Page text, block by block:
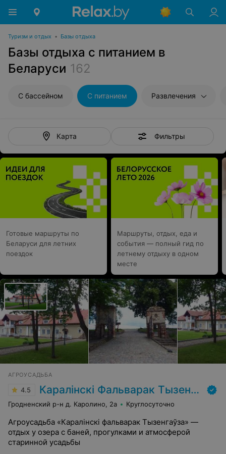
Туризм и отдых • Базы отдыха
Базы отдыха с питанием в
Беларуси 162
С бассейном С питанием Развлечения
Карта Фильтры
Готовые маршруты по
Беларуси для летних
поездок
Маршруты, отдых, еда и
события — полный гид по
летнему отдыху в одном
месте
АГРОУСАДЬБА
4.5 Каралінскі Фальварак Тызенгаўза
Гродненский р-н д. Каролино, 2а Круглосуточно
Агроусадьба «Каралінскі фальварак Тызенгаўза» —
отдых у озера с баней, прогулками и атмосферой
старинной усадьбы